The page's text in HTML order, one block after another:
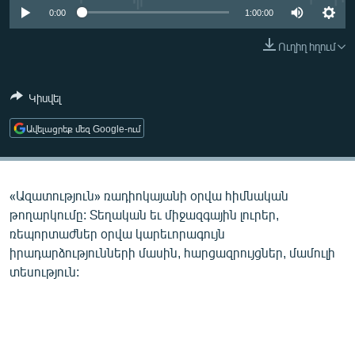
ՄԻՋԱԶԳԱՅԻՆ
ՄԵԿՆԱԲԱՆՈՒԹՅՈՒՆ
ՏՏ ԵՒ ԻՆՏԵՐՆԵՏ
ԿՈՐՈՆԱՎԻՐՈՒՍ
ՏԵՍԱՆՅՈՒԹԵՐ
ԲԱՆԱՎԵՃ
ՁԳՏԵԼՈՎ ԼԱՎԱԳՈՒՅՆԻՆ
0:00 1:00:00
Ուղիղ հղում
Կիսվել
Ավելացրեք մեզ Google-ում
«Ազատություն» ռադիոկայանի օրվա հիմնական
թողարկումը: Տեղական եւ միջազգային լուրեր,
ռեպորտաժներ օրվա կարեւորագույն
իրադարձությունների մասին, հարցազրույցներ, մամուլի
տեսություն: